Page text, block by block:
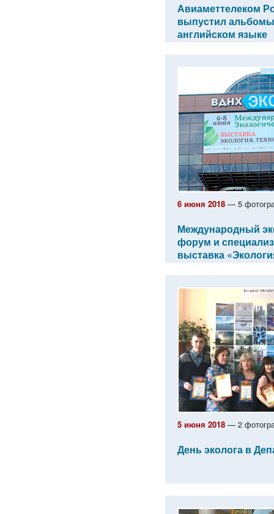
Авиаметтелеком
выпустил
английском языке
6 июня 2018 — 5
Международный
форум и
выставка
5 июня 2018 — 2
День эколога в